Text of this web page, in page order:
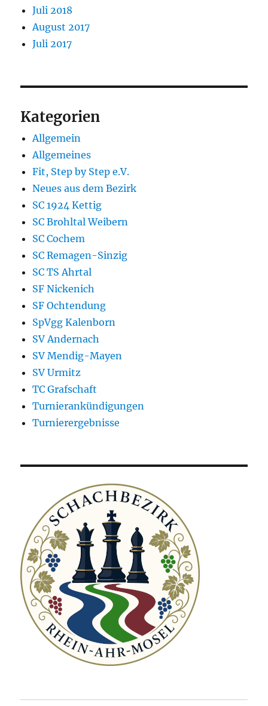
Juli 2018
August 2017
Juli 2017
Kategorien
Allgemein
Allgemeines
Fit, Step by Step e.V.
Neues aus dem Bezirk
SC 1924 Kettig
SC Brohltal Weibern
SC Cochem
SC Remagen-Sinzig
SC TS Ahrtal
SF Nickenich
SF Ochtendung
SpVgg Kalenborn
SV Andernach
SV Mendig-Mayen
SV Urmitz
TC Grafschaft
Turnierankündigungen
Turnierergebnisse